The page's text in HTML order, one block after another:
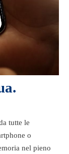
tutte le
o
nel pieno